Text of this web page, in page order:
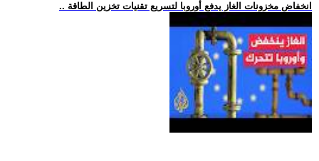
.. انخفاض مخزونات الغاز يدفع أوروبا لتسريع تقنيات تخزين الطاقة